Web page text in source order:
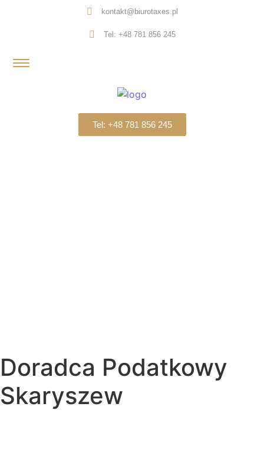
kontakt@biurotaxes.pl
Tel: +48 781 856 245
Tel: +48 781 856 245
Doradca Podatkowy
Skaryszew